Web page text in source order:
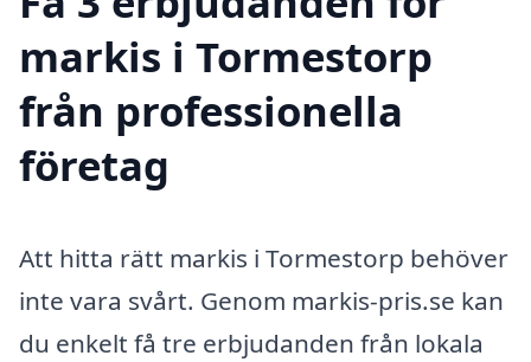
markis i Tormestorp
från professionella
företag
Att hitta rätt markis i Tormestorp behöver
inte vara svårt. Genom markis-pris.se kan
du enkelt få tre erbjudanden från lokala